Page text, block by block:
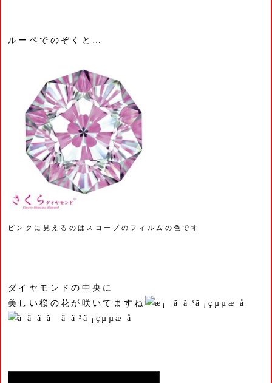
ルーペでのぞくと…
ピンクに見えるのはスコープのフィルムの色です
ダイヤモンドの中央に
美しい桜の花が咲いてますね